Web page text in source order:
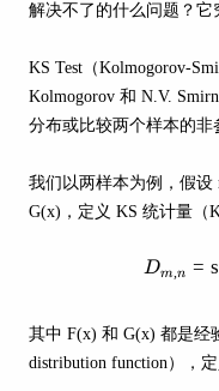
解决不了的什么问题？它
KS Test（Kolmogorov-
Kolmogorov 和 N.V.
分布或比较两个样本的非
我们以两样本为例，假设
G(x)，定义 KS 统计量（
Dm,n =
其中 F(x) 和 G(x) 都是经
distribution function），定